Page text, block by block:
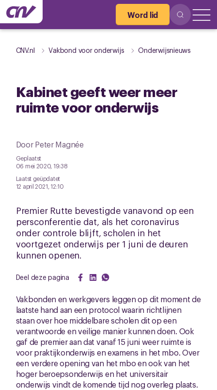
Word lid
CNV.nl Vakbond voor onderwijs Onderwijsnieuws
Kabinet geeft weer meer
ruimte voor onderwijs
Door Peter Magnée
Geplaatst
06 mei 2020, 19:38
Laatst geüpdatet
12 april 2021, 12:10
Premier Rutte bevestigde vanavond op een
persconferentie dat, als het coronavirus
onder controle blijft, scholen in het
voortgezet onderwijs per 1 juni de deuren
kunnen openen.
Deel deze pagina
Vakbonden en werkgevers leggen op dit moment de
laatste hand aan een protocol waarin richtlijnen
staan over hoe middelbare scholen dit op een
verantwoorde en veilige manier kunnen doen. Ook
gaf de premier aan dat vanaf 15 juni weer ruimte is
voor praktijkonderwijs en examens in het mbo. Over
een verdere opening van het mbo en ook van het
hoger beroepsonderwijs en het universitair
onderwijs vindt de komende tijd nog overleg plaats.